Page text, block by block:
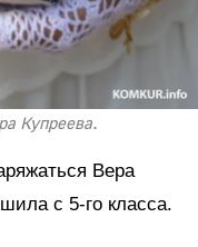
Купреева.
Вера
с 5-го класса.